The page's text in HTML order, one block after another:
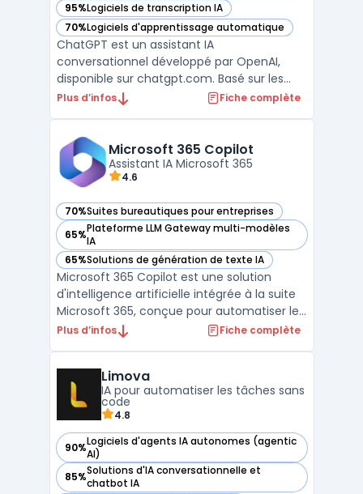
95%Logiciels de transcription IA
— voir ChatGPT✨ dans cette catégorie
70%Logiciels d'apprentissage automatique
— voir ChatGPT✨ dans cette catégorie
ChatGPT est un assistant IA
conversationnel développé par OpenAI,
disponible sur chatgpt.com. Basé sur les
modèles GPT-4o, o3 et o4-mini selon le
structurées. OpenAI indique 300 millions
d'utilisateurs hebdom ...
Plus d’infos Fiche complète
Microsoft 365 Copilot
Assistant IA Microsoft 365
4.6
70%Suites bureautiques pour entreprises
— voir Microsoft 365 Copilot dans cette catégorie
65%Plateforme LLM Gateway multi-modèles
IA
— voir Microsoft 365 Copilot dans cette catégorie
65%Solutions de génération de texte IA
— voir Microsoft 365 Copilot dans cette catégorie
Microsoft 365 Copilot est une solution
d'intelligence artificielle intégrée à la suite
Microsoft 365, conçue pour automatiser les
tâches courantes et améliorer la
utilisateurs à générer des documents, à
analyser ...
Plus d’infos Fiche complète
Limova
IA pour automatiser les tâches sans
code
4.8
90%Logiciels d'agents IA autonomes (agentic
AI)
— voir Limova dans cette catégorie
85%Solutions d'IA conversationnelle et
chatbot IA
— voir Limova dans cette catégorie